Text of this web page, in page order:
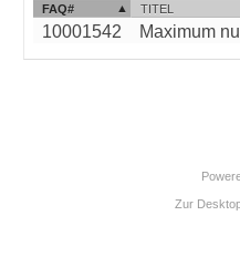
FAQ# TITEL
10001542 Maximum
Zur